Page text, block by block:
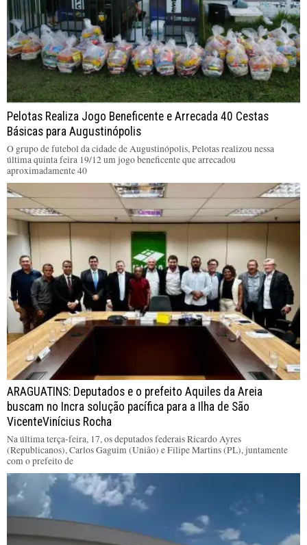
Pelotas Realiza Jogo Beneficente e Arrecada 40 Cestas
Básicas para Augustinópolis
O grupo de futebol da cidade de Augustinópolis, Pelotas realizou nessa
última quinta feira 19/12 um jogo beneficente que arrecadou
aproximadamente 40
ARAGUATINS: Deputados e o prefeito Aquiles da Areia
buscam no Incra solução pacífica para a Ilha de São
VicenteVinícius Rocha
Na última terça-feira, 17, os deputados federais Ricardo Ayres
(Republicanos), Carlos Gaguim (União) e Filipe Martins (PL), juntamente
com o prefeito de